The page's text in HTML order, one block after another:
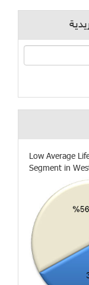
Low Average
Segment in